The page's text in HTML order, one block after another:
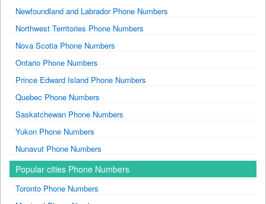
Newfoundland and Labrador Phone Numbers
Northwest Territories Phone Numbers
Nova Scotia Phone Numbers
Ontario Phone Numbers
Prince Edward Island Phone Numbers
Quebec Phone Numbers
Saskatchewan Phone Numbers
Yukon Phone Numbers
Nunavut Phone Numbers
Popular cities Phone Numbers
Toronto Phone Numbers